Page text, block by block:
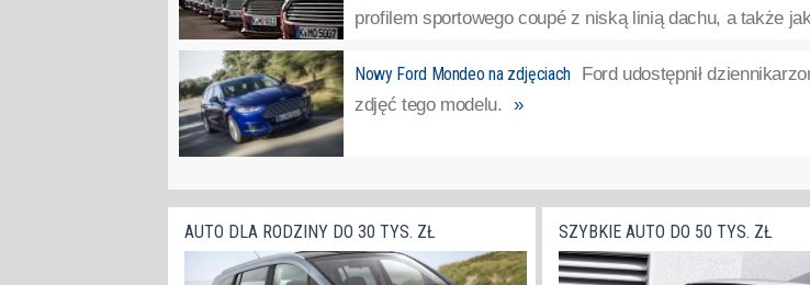
profilem sportowego coupé z niską linią dachu, a także
Nowy Ford Mondeo na zdjęciach
Ford udostępnił
zdjęć tego modelu. »
AUTO DLA RODZINY DO 30 TYS. ZŁ SZYBKIE AUTO DO 50 TYS. ZŁ